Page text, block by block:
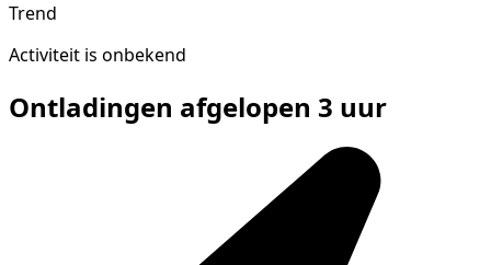
Trend
Activiteit is onbekend
Ontladingen afgelopen 3 uur